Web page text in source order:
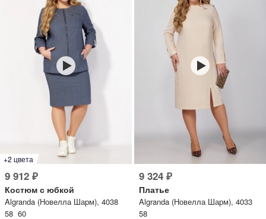
+2 цвета
9 912 ₽
Костюм с юбкой
Algranda (Новелла Шарм), 4038
58 60
9 324 ₽
Платье
Algranda (Новелла Шарм), 4033
58